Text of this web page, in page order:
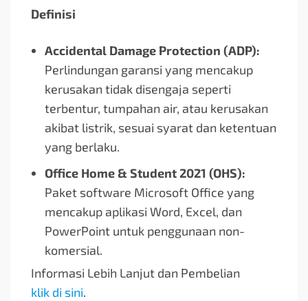
Definisi
Accidental Damage Protection (ADP):
Perlindungan garansi yang mencakup
kerusakan tidak disengaja seperti
terbentur, tumpahan air, atau kerusakan
akibat listrik, sesuai syarat dan ketentuan
yang berlaku.
Office Home & Student 2021 (OHS):
Paket software Microsoft Office yang
mencakup aplikasi Word, Excel, dan
PowerPoint untuk penggunaan non-
komersial.
Informasi Lebih Lanjut dan Pembelian
klik di sini.